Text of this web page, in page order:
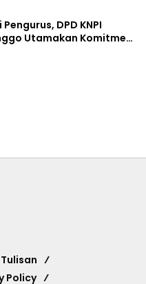
DPD KNPI
Utamakan Komitmen
Policy